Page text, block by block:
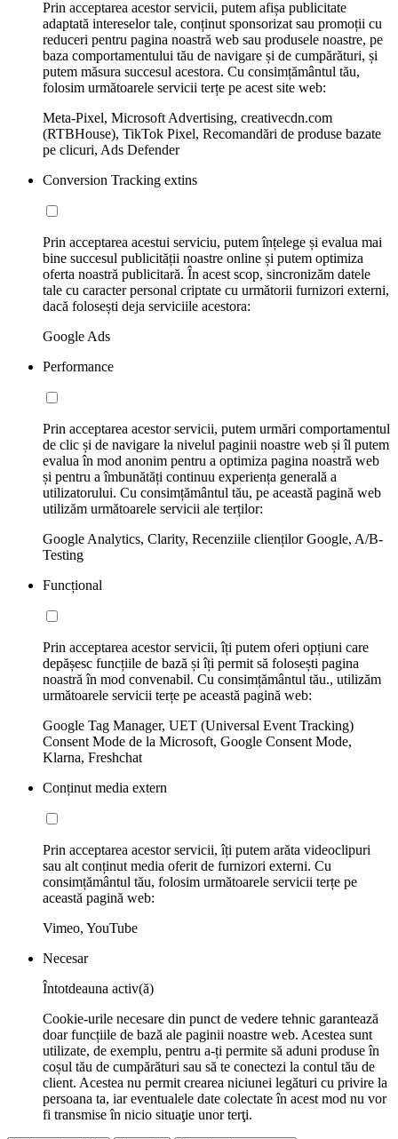
Prin acceptarea acestor servicii, putem afișa publicitate
adaptată intereselor tale, conținut sponsorizat sau promoții cu
reduceri pentru pagina noastră web sau produsele noastre, pe
baza comportamentului tău de navigare și de cumpărături, și
putem măsura succesul acestora. Cu consimțământul tău,
folosim următoarele servicii terțe pe acest site web:
Meta-Pixel, Microsoft Advertising, creativecdn.com
(RTBHouse), TikTok Pixel, Recomandări de produse bazate
pe clicuri, Ads Defender
Conversion Tracking extins
Prin acceptarea acestui serviciu, putem înțelege și evalua mai
bine succesul publicității noastre online și putem optimiza
oferta noastră publicitară. În acest scop, sincronizăm datele
tale cu caracter personal criptate cu următorii furnizori externi,
dacă folosești deja serviciile acestora:
Google Ads
Performance
Prin acceptarea acestor servicii, putem urmări comportamentul
de clic și de navigare la nivelul paginii noastre web și îl putem
evalua în mod anonim pentru a optimiza pagina noastră web
și pentru a îmbunătăți continuu experiența generală a
utilizatorului. Cu consimțământul tău, pe această pagină web
utilizăm următoarele servicii ale terților:
Google Analytics, Clarity, Recenziile clienților Google, A/B-
Testing
Funcțional
Prin acceptarea acestor servicii, îți putem oferi opțiuni care
depășesc funcțiile de bază și îți permit să folosești pagina
noastră în mod convenabil. Cu consimțământul tău., utilizăm
următoarele servicii terțe pe această pagină web:
Google Tag Manager, UET (Universal Event Tracking)
Consent Mode de la Microsoft, Google Consent Mode,
Klarna, Freshchat
Conținut media extern
Prin acceptarea acestor servicii, îți putem arăta videoclipuri
sau alt conținut media oferit de furnizori externi. Cu
consimțământul tău, folosim următoarele servicii terțe pe
această pagină web:
Vimeo, YouTube
Necesar
Întotdeauna activ(ă)
Cookie-urile necesare din punct de vedere tehnic garantează
doar funcțiile de bază ale paginii noastre web. Acestea sunt
utilizate, de exemplu, pentru a-ți permite să aduni produse în
coșul tău de cumpărături sau să te conectezi la contul tău de
client. Acestea nu permit crearea niciunei legături cu privire la
persoana ta, iar eventualele date colectate în acest mod nu vor
fi transmise în nicio situaţie unor terţi.